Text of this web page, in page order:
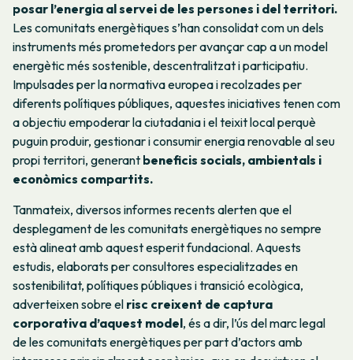
posar l’energia al servei de les persones i del territori.
Les comunitats energètiques s’han consolidat com un dels
instruments més prometedors per avançar cap a un model
energètic més sostenible, descentralitzat i participatiu.
Impulsades per la normativa europea i recolzades per
diferents polítiques públiques, aquestes iniciatives tenen com
a objectiu empoderar la ciutadania i el teixit local perquè
puguin produir, gestionar i consumir energia renovable al seu
propi territori, generant beneficis socials, ambientals i
econòmics compartits.
Tanmateix, diversos informes recents alerten que el
desplegament de les comunitats energètiques no sempre
està alineat amb aquest esperit fundacional. Aquests
estudis, elaborats per consultores especialitzades en
sostenibilitat, polítiques públiques i transició ecològica,
adverteixen sobre el risc creixent de captura
corporativa d’aquest model, és a dir, l’ús del marc legal
de les comunitats energètiques per part d’actors amb